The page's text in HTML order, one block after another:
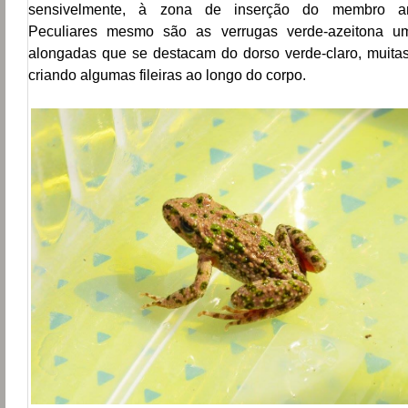
sensivelmente, à zona de inserção do membro
Peculiares mesmo são as verrugas verde-azeitona
alongadas que se destacam do dorso verde-claro,
criando algumas fileiras ao longo do corpo.